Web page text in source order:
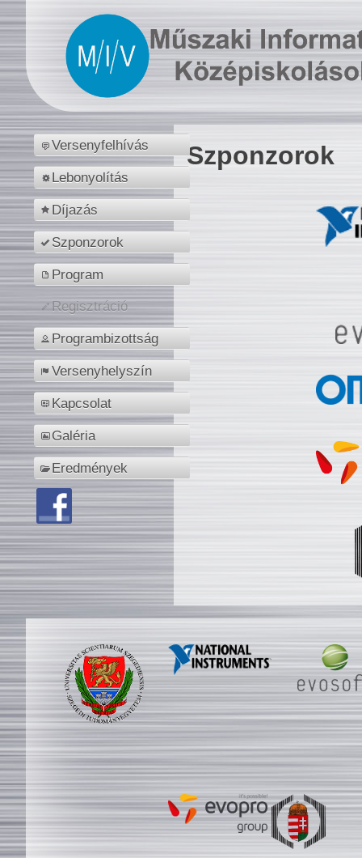
Versenyfelhívás
Lebonyolítás
Díjazás
Szponzorok
Program
Regisztráció
Programbizottság
Versenyhelyszín
Kapcsolat
Galéria
Eredmények
Szponzorok